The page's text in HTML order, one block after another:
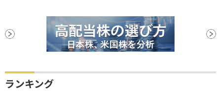
ランキング